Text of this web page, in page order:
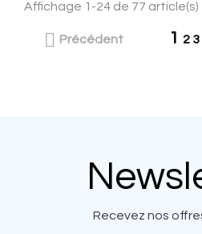
Affichage 1-24 de 77 article(s)
 Précédent 1 2 3
Recevez nos